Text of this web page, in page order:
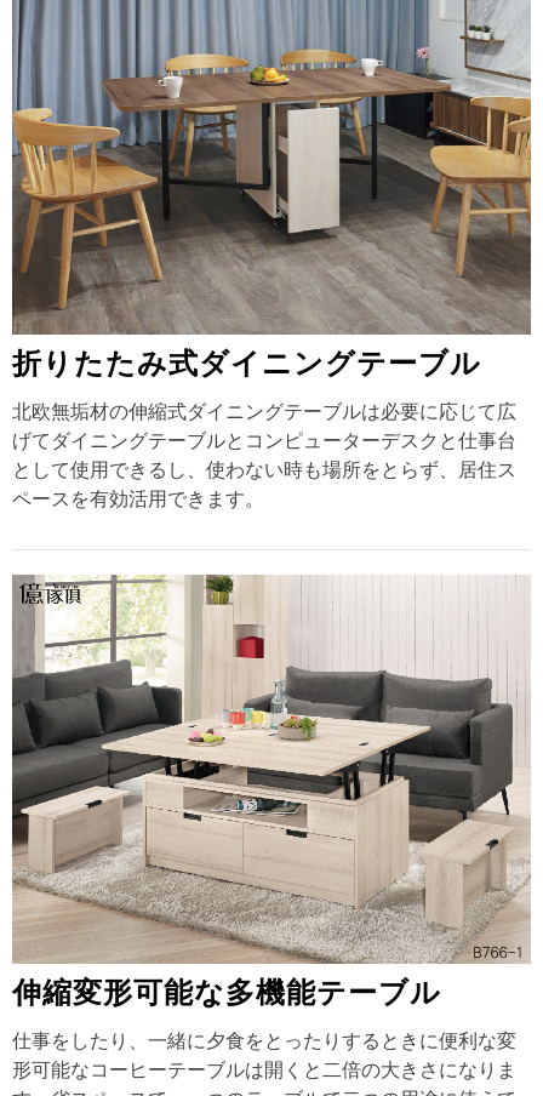
折りたたみ式ダイニングテーブル
北欧無垢材の伸縮式ダイニングテーブルは必要に応じて広
げてダイニングテーブルとコンピューターデスクと仕事台
として使用できるし、使わない時も場所をとらず、居住ス
ペースを有効活用できます。
伸縮変形可能な多機能テーブル
仕事をしたり、一緒に夕食をとったりするときに便利な変
形可能なコーヒーテーブルは開くと二倍の大きさになりま